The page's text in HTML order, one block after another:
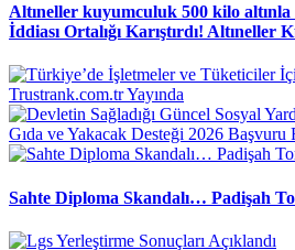
Altıneller kuyumculuk 500 kilo
İddiası Ortalığı Karıştırdı!
Sahte Diploma Skandalı… Padişah